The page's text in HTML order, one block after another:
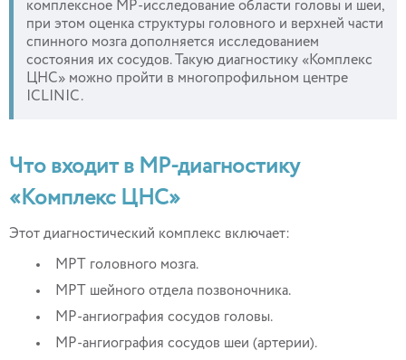
комплексное МР-исследование области головы и шеи,
при этом оценка структуры головного и верхней части
спинного мозга дополняется исследованием
состояния их сосудов. Такую диагностику «Комплекс
ЦНС» можно пройти в многопрофильном центре
ICLINIC.
Что входит в МР-диагностику
«Комплекс ЦНС»
Этот диагностический комплекс включает:
МРТ головного мозга.
МРТ шейного отдела позвоночника.
МР-ангиография сосудов головы.
МР-ангиография сосудов шеи (артерии).